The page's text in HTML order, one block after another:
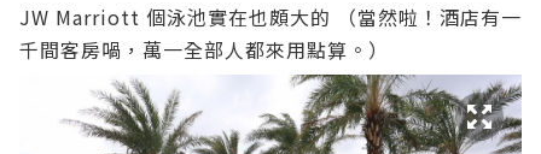
JW Marriott 個泳池實在也頗大的 （當然啦！酒店有一
千間客房喎，萬一全部人都來用點算。）